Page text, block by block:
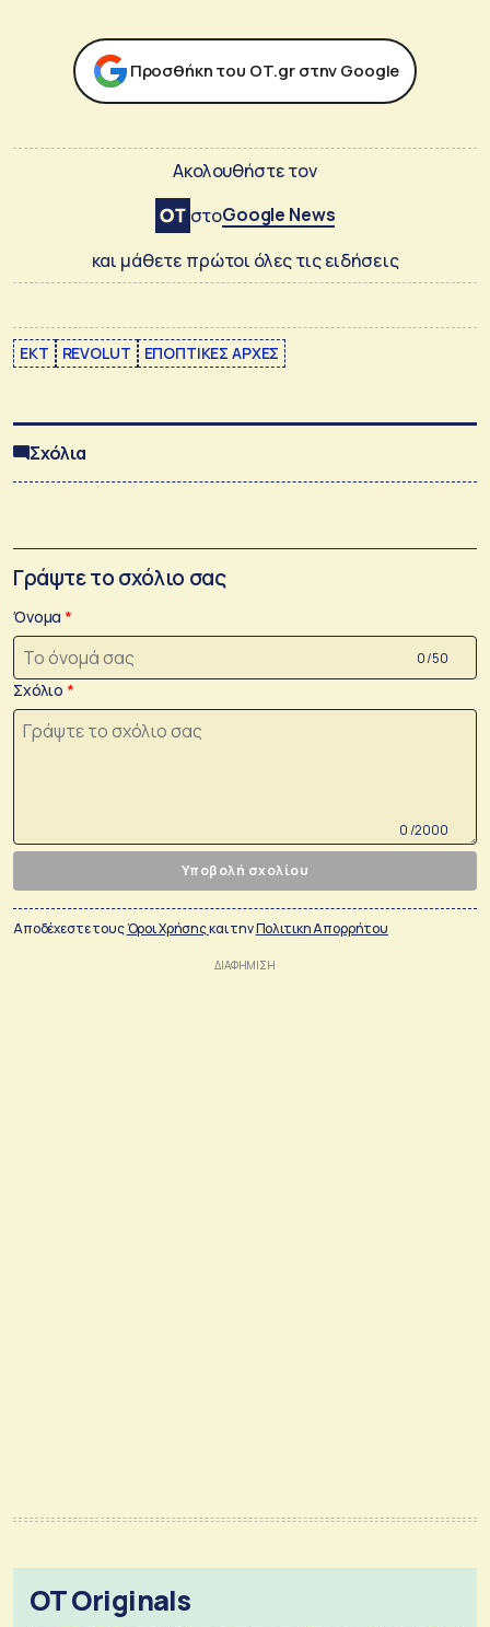
Προσθήκη του ΟΤ.gr στην Google
Ακολουθήστε τον
στοGoogle News
και μάθετε πρώτοι όλες τις ειδήσεις
EKT REVOLUT ΕΠΟΠΤΙΚΕΣ ΑΡΧΕΣ
Σχόλια
Γράψτε το σχόλιο σας
Όνομα
0 /50
Σχόλιο
0 /2000
Υποβολή σχολίου
Αποδέχεστε τουςΌροι Χρήσηςκαι τηνΠολιτικη Απορρήτου
OT Originals